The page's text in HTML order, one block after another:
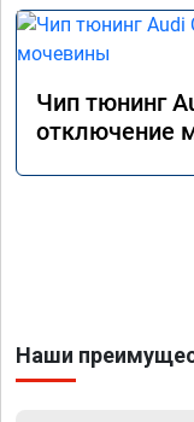
Чип тюнинг
отключение
Наши